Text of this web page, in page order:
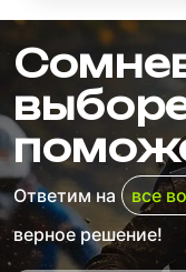
Ответим на все
верное решение!